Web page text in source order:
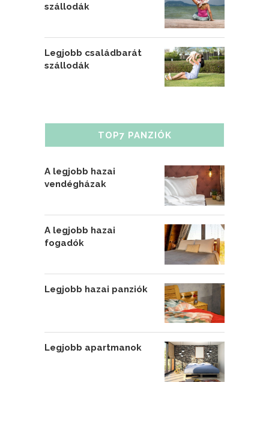
szállodák
Legjobb családbarát
szállodák
TOP7 PANZIÓK
A legjobb hazai
vendégházak
A legjobb hazai
fogadók
Legjobb hazai panziók
Legjobb apartmanok